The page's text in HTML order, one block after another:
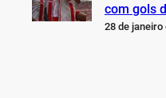
com gols
28 de janeiro